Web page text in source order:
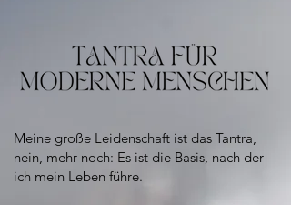
Meine große Leidenschaft ist das Tantra,
nein, mehr noch: Es ist die Basis, nach der
ich mein Leben führe.